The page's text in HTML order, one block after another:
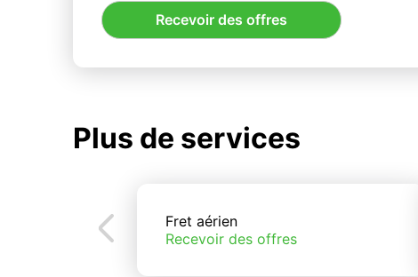
Recevoir des offres
Plus de services
Fret aérien
Recevoir des offres